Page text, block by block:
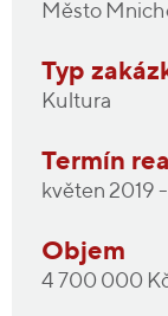
Město
Typ
Kultura
Termín
květen 2019
Objem
4 700 000